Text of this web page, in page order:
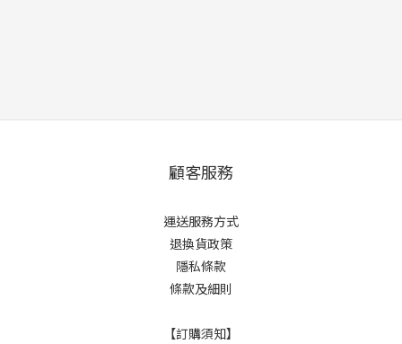
顧客服務
運送服務方式
退換貨政策
隱私條款
條款及細則
【訂購須知】